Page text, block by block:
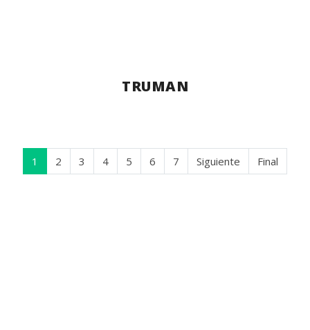
TRUMAN
1 2 3 4 5 6 7 Siguiente Final